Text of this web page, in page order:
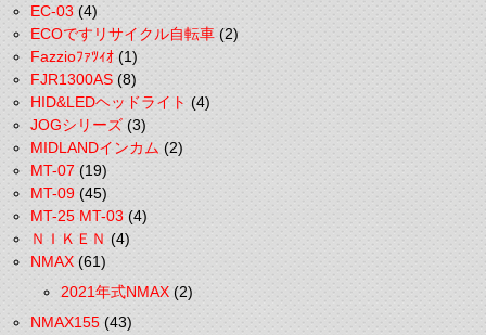
EC-03(4)
ECOですリサイクル自転車(2)
Fazzioﾌｧﾂｨｵ(1)
FJR1300AS(8)
HID&LEDヘッドライト(4)
JOGシリーズ(3)
MIDLANDインカム(2)
MT-07(19)
MT-09(45)
MT-25 MT-03(4)
ＮＩＫＥＮ(4)
NMAX(61)
2021年式NMAX(2)
NMAX155(43)